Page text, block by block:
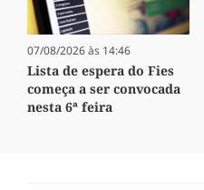
07/08/2026 às 14:46
Lista de espera do Fies
começa a ser convocada
nesta 6ª feira